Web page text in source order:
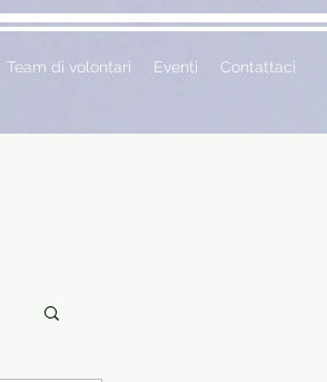
Team di volontari Eventi Contattaci